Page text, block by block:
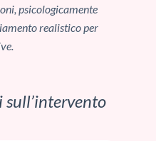
psicologicamente
realistico per